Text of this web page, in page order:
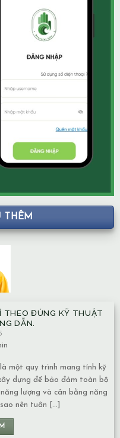
THÊM
THEO ĐÚNG KỸ THUẬT
DẪN.
một quy trình mang tính kỹ
dựng để bảo đảm toàn bộ
lượng và cân bằng năng
nên tuân [...]